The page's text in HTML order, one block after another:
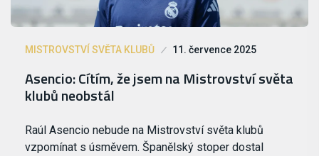
MISTROVSTVÍ SVĚTA KLUBŮ 11. července 2025
Asencio: Cítím, že jsem na Mistrovství světa
klubů neobstál
Raúl Asencio nebude na Mistrovství světa klubů
vzpomínat s úsměvem. Španělský stoper dostal